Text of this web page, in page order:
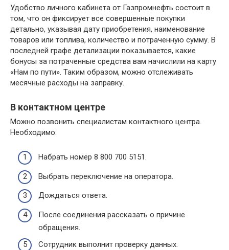
Удобство личного кабинета от Газпромнефть состоит в
том, что он фиксирует все совершенные покупки
детально, указывая дату приобретения, наименование
товаров или топлива, количество и потраченную сумму. В
последней графе детализации показывается, какие
бонусы за потраченные средства вам начислили на карту
«Нам по пути». Таким образом, можно отслеживать
месячные расходы на заправку.
В контактном центре
Можно позвонить специалистам контактного центра.
Необходимо:
Набрать номер 8 800 700 5151.
Выбрать переключение на оператора.
Дождаться ответа.
После соединения рассказать о причине
обращения.
Сотрудник выполнит проверку данных.